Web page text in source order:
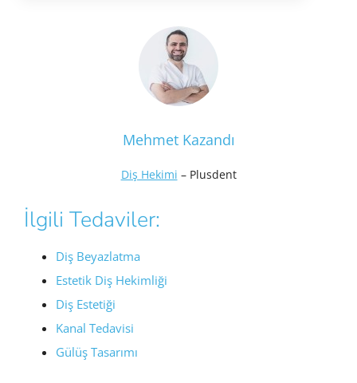
Mehmet Kazandı
Diş Hekimi – Plusdent
İlgili Tedaviler:
Diş Beyazlatma
Estetik Diş Hekimliği
Diş Estetiği
Kanal Tedavisi
Gülüş Tasarımı